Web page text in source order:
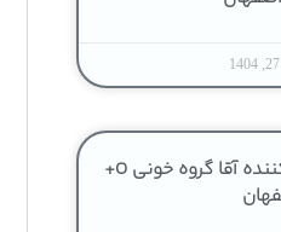
آگهی عادی — اهداکننده آقا گروه خونی O+